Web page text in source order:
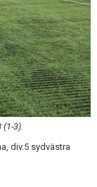
3).
div.5 sydvästra